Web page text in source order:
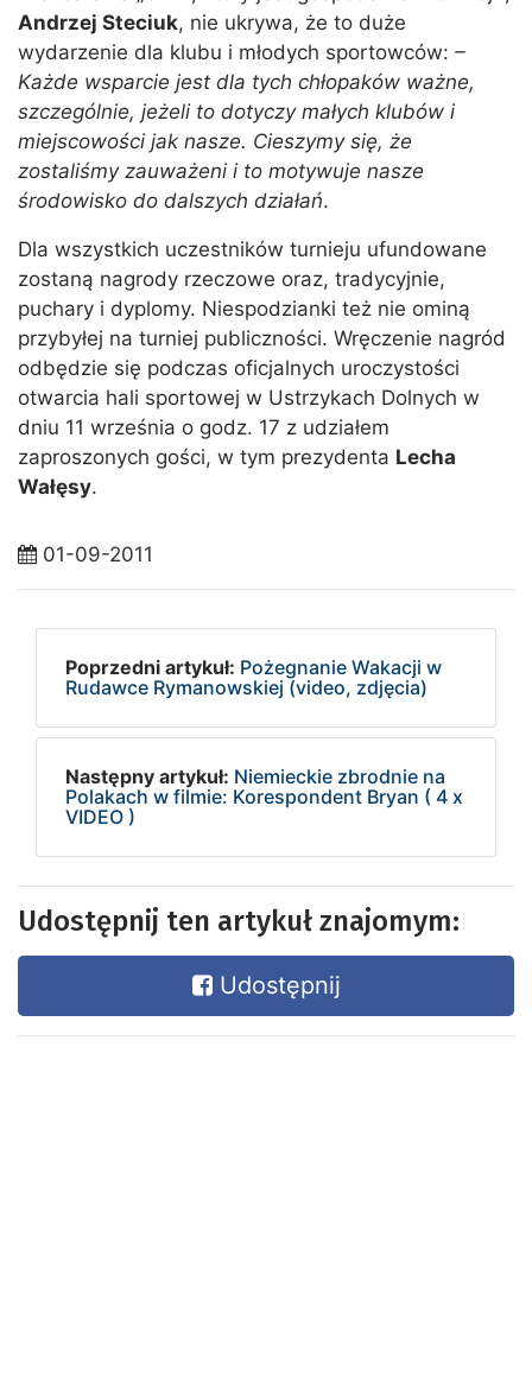
Andrzej Steciuk, nie ukrywa, że to duże
wydarzenie dla klubu i młodych sportowców: –
Każde wsparcie jest dla tych chłopaków ważne,
szczególnie, jeżeli to dotyczy małych klubów i
miejscowości jak nasze. Cieszymy się, że
zostaliśmy zauważeni i to motywuje nasze
środowisko do dalszych działań.
Dla wszystkich uczestników turnieju ufundowane
zostaną nagrody rzeczowe oraz, tradycyjnie,
puchary i dyplomy. Niespodzianki też nie ominą
przybyłej na turniej publiczności. Wręczenie nagród
odbędzie się podczas oficjalnych uroczystości
otwarcia hali sportowej w Ustrzykach Dolnych w
dniu 11 września o godz. 17 z udziałem
zaproszonych gości, w tym prezydenta Lecha
Wałęsy.
01-09-2011
Poprzedni artykuł: Pożegnanie Wakacji w
Rudawce Rymanowskiej (video, zdjęcia)
Następny artykuł: Niemieckie zbrodnie na
Polakach w filmie: Korespondent Bryan ( 4 x
VIDEO )
Udostępnij ten artykuł znajomym:
Udostępnij